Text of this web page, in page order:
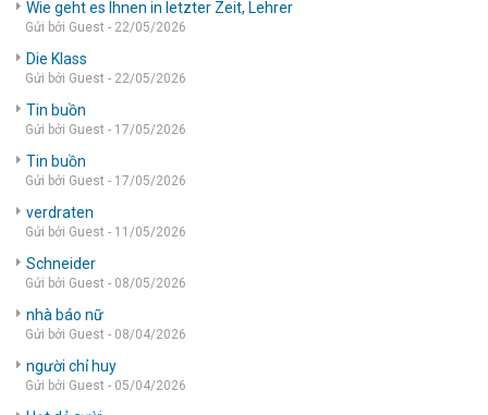
Wie geht es Ihnen in letzter Zeit, Lehrer
Gửi bởi Guest - 22/05/2026
Die Klass
Gửi bởi Guest - 22/05/2026
Tin buồn
Gửi bởi Guest - 17/05/2026
Tin buồn
Gửi bởi Guest - 17/05/2026
verdraten
Gửi bởi Guest - 11/05/2026
Schneider
Gửi bởi Guest - 08/05/2026
nhà báo nữ
Gửi bởi Guest - 08/04/2026
người chỉ huy
Gửi bởi Guest - 05/04/2026